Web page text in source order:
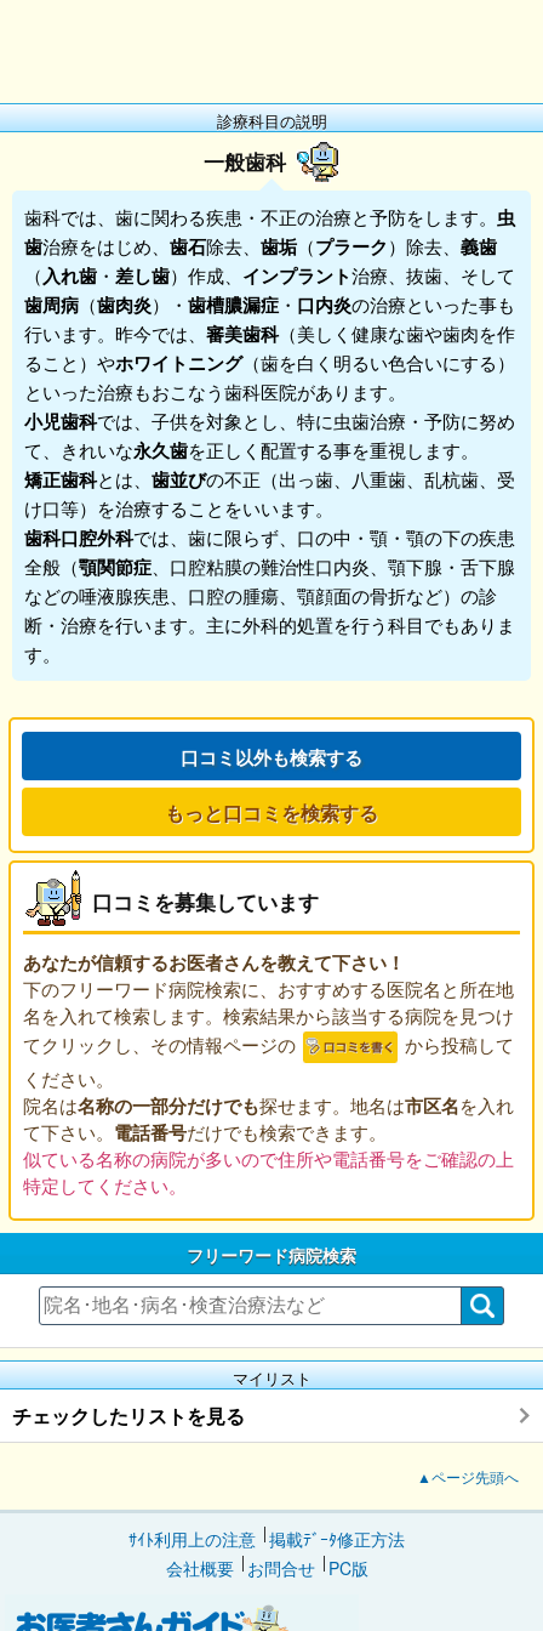
診療科目の説明
一般歯科
歯科では、歯に関わる疾患・不正の治療と予防をします。 虫
歯治療をはじめ、 歯石除去、 歯垢 （プラーク）除去、 義歯
（入れ歯 ・ 差し歯）作成、 インプラント治療、抜歯、そして
歯周病 （歯肉炎）・ 歯槽膿漏症 ・ 口内炎の治療といった事も
行います。昨今では、 審美歯科（美しく健康な歯や歯肉を作
ること）やホワイトニング（歯を白く明るい色合いにする）
といった治療もおこなう歯科医院があります。
小児歯科では、子供を対象とし、特に虫歯治療・予防に努め
て、きれいな永久歯を正しく配置する事を重視します。
矯正歯科とは、 歯並びの不正（出っ歯、八重歯、乱杭歯、受
け口等）を治療することをいいます。
歯科口腔外科では、歯に限らず、口の中・顎・顎の下の疾患
全般（顎関節症 、口腔粘膜の難治性口内炎、顎下腺・舌下腺
などの唾液腺疾患、口腔の腫瘍、顎顔面の骨折など）の診
断・治療を行います。主に外科的処置を行う科目でもありま
す。
口コミ以外も検索する
もっと口コミを検索する
口コミを募集しています
あなたが信頼するお医者さんを教えて下さい！
下のフリーワード病院検索に、おすすめする医院名と所在地
名を入れて検索します。検索結果から該当する病院を見つけ
てクリックし、その情報ページの
から投稿して
ください。
院名は名称の一部分だけでも探せます。地名は市区名を入れ
て下さい。 電話番号だけでも検索できます。
似ている名称の病院が多いので住所や電話番号をご確認の上
特定してください。
フリーワード病院検索
マイリスト
チェックしたリストを見る
▲ページ先頭へ
ｻｲﾄ利用上の注意 掲載ﾃﾞｰﾀ修正方法
会社概要
お問合せ PC版